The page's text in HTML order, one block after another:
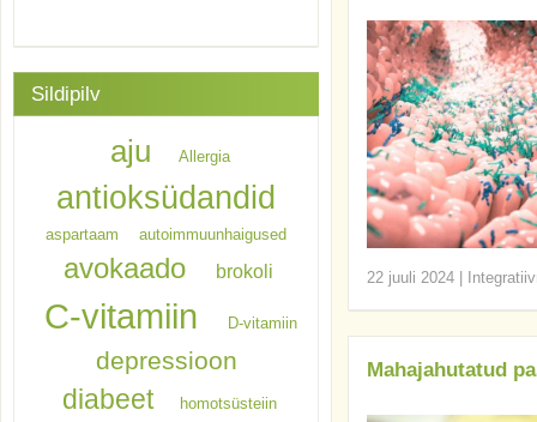
22 juuli 2024
Mahajahutatud
Sildipilv
aju Allergia
antioksüdandid
aspartaam autoimmuunhaigused
avokaado brokoli
C-vitamiin D-vitamiin
depressioon
diabeet homotsüsteiin